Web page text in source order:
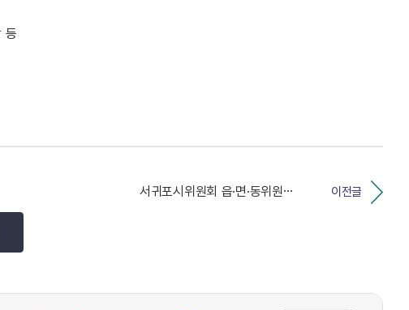
등
이전글
서귀포시위원회 읍·면·동위원회 간사·서기 교육